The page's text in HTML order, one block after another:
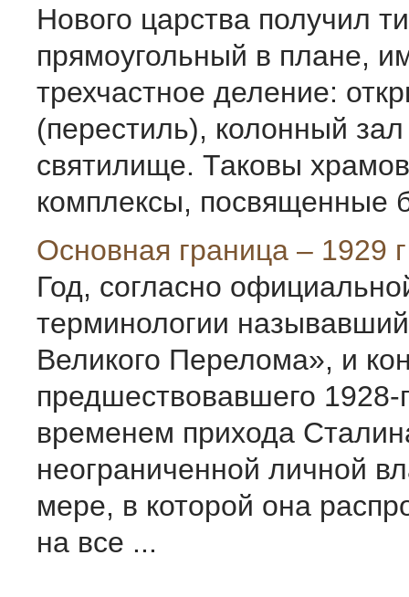
Нового царства получил
прямоугольный в пла­не,
трехчастное деление:
(пере­стиль), колонный
святилище. Таковы
комплексы, посвященные
Основная граница – 1929 г
Год, согласно
терминологии
Великого Перелома», и
предшествовавшего 1928-
временем прихода
неограниченной личной
мере, в которой она
на все ...